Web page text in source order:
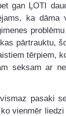
gan ĻOTI
ka dāma
pārtrauktu,
tērpiem,
seksam ar
pasaki
vienmēr